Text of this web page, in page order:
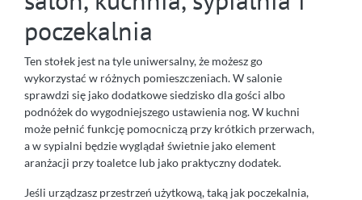
poczekalnia
Ten stołek jest na tyle uniwersalny, że możesz go
wykorzystać w różnych pomieszczeniach. W salonie
sprawdzi się jako dodatkowe siedzisko dla gości albo
podnóżek do wygodniejszego ustawienia nog. W kuchni
może pełnić funkcję pomocniczą przy krótkich przerwach,
a w sypialni będzie wyglądał świetnie jako element
aranżacji przy toaletce lub jako praktyczny dodatek.
Jeśli urządzasz przestrzeń użytkową, taką jak poczekalnia,